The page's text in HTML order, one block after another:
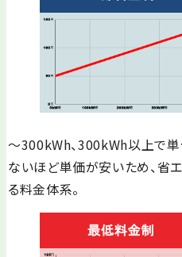
～300kWh、300kWh以上で
ないほど単価が安いため、省
る料金体系。